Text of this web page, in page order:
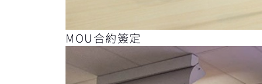
MOU合約簽定